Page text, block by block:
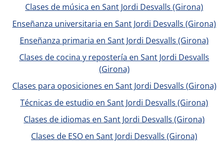
Clases de música en Sant Jordi Desvalls (Girona)
Enseñanza universitaria en Sant Jordi Desvalls (Girona)
Enseñanza primaria en Sant Jordi Desvalls (Girona)
Clases de cocina y repostería en Sant Jordi Desvalls
(Girona)
Clases para oposiciones en Sant Jordi Desvalls (Girona)
Técnicas de estudio en Sant Jordi Desvalls (Girona)
Clases de idiomas en Sant Jordi Desvalls (Girona)
Clases de ESO en Sant Jordi Desvalls (Girona)